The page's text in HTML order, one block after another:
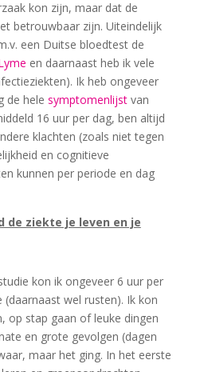
kon zijn, maar dat de
betrouwbaar zijn. Uiteindelijk
een Duitse bloedtest de
en daarnaast heb ik vele
Ik heb ongeveer
de hele symptomenlijstvan
16 uur per dag, ben altijd
klachten (zoals niet tegen
en cognitieve
kunnen per periode en dag
de ziekte je leven en je
kon ik ongeveer 6 uur per
wel rusten). Ik kon
op stap gaan of leuke dingen
en grote gevolgen (dagen
maar het ging. In het eerste